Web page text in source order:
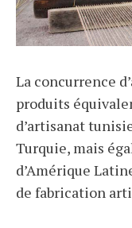
La concurrence
produits
d’artisanat
Turquie, mais
d’Amérique
de fabrication